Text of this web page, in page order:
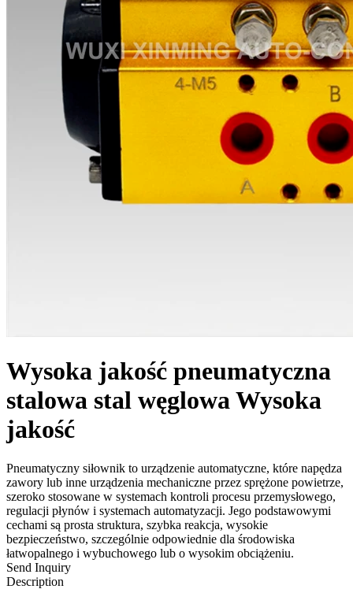
Wysoka jakość pneumatyczna
stalowa stal węglowa Wysoka
jakość
Pneumatyczny siłownik to urządzenie automatyczne, które napędza
zawory lub inne urządzenia mechaniczne przez sprężone powietrze,
szeroko stosowane w systemach kontroli procesu przemysłowego,
regulacji płynów i systemach automatyzacji. Jego podstawowymi
cechami są prosta struktura, szybka reakcja, wysokie
bezpieczeństwo, szczególnie odpowiednie dla środowiska
łatwopalnego i wybuchowego lub o wysokim obciążeniu.
Send Inquiry
Description